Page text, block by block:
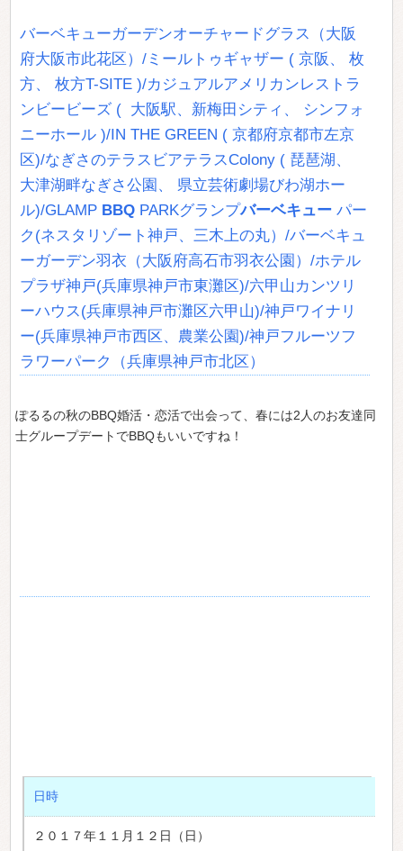
バーベキューガーデンオーチャードグラス（大阪
府大阪市此花区）/ミールトゥギャザー ( 京阪、 枚
方、 枚方T-SITE )/カジュアルアメリカンレストラ
ンビービーズ ( 大阪駅、新梅田シティ、 シンフォ
ニーホール )/IN THE GREEN ( 京都府京都市左京
区)/なぎさのテラスビアテラスColony ( 琵琶湖、
大津湖畔なぎさ公園、 県立芸術劇場びわ湖ホー
ル)/GLAMP BBQ PARKグランプバーベキュー パー
ク(ネスタリゾート神戸、三木上の丸）/バーベキュ
ーガーデン羽衣（大阪府高石市羽衣公園）/ホテル
プラザ神戸(兵庫県神戸市東灘区)/六甲山カンツリ
ーハウス(兵庫県神戸市灘区六甲山)/神戸ワイナリ
ー(兵庫県神戸市西区、農業公園)/神戸フルーツフ
ラワーパーク（兵庫県神戸市北区）
ぽるるの秋のBBQ婚活・恋活で出会って、春には2人のお友達同
士グループデートでBBQもいいですね！
日時
２０１７年１１月１２日（日）